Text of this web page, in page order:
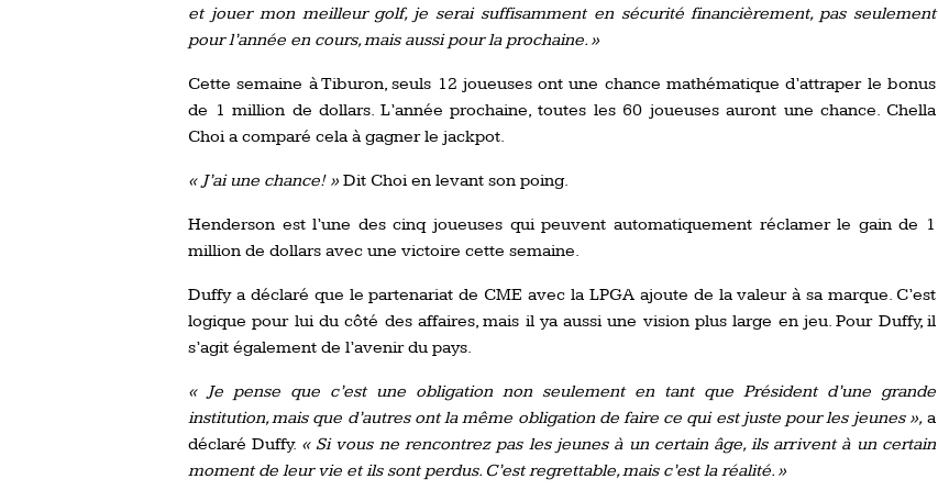
et jouer mon meilleur golf, je serai suffisamment en sécurité financièrement, pas seulement
pour l’année en cours, mais aussi pour la prochaine. »
Cette semaine à Tiburon, seuls 12 joueuses ont une chance mathématique d’attraper le bonus
de 1 million de dollars. L’année prochaine, toutes les 60 joueuses auront une chance. Chella
Choi a comparé cela à gagner le jackpot.
« J’ai une chance! » Dit Choi en levant son poing.
Henderson est l’une des cinq joueuses qui peuvent automatiquement réclamer le gain de 1
million de dollars avec une victoire cette semaine.
Duffy a déclaré que le partenariat de CME avec la LPGA ajoute de la valeur à sa marque. C’est
logique pour lui du côté des affaires, mais il ya aussi une vision plus large en jeu. Pour Duffy, il
s’agit également de l’avenir du pays.
« Je pense que c’est une obligation non seulement en tant que Président d’une grande
institution, mais que d’autres ont la même obligation de faire ce qui est juste pour les jeunes »,a
déclaré Duffy. « Si vous ne rencontrez pas les jeunes à un certain âge, ils arrivent à un certain
moment de leur vie et ils sont perdus. C’est regrettable, mais c’est la réalité. »